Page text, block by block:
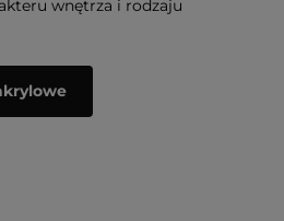
wnętrza i rodzaju